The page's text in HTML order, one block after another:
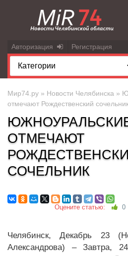
Авторизация Регистрация
Мир74.ру » Новости Челябинска »
отмечают Рождественский
ОТМЕЧАЮТ
СОЧЕЛЬНИК
Оцените статью: 0
Челябинск, Декабрь 23
Александрова) – Завтра,